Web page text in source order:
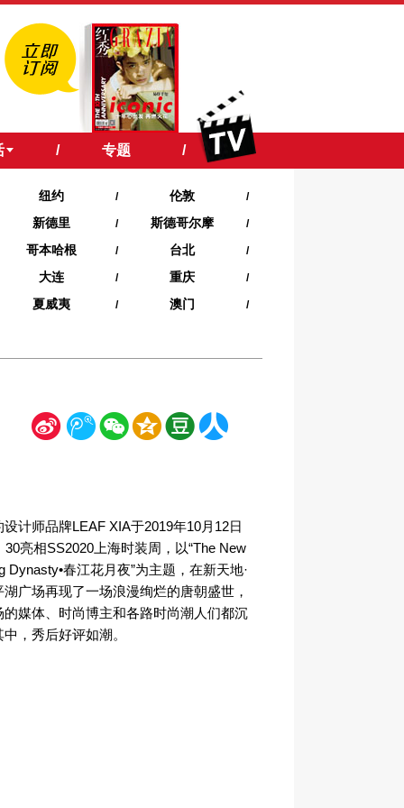
/ 专题 /
纽约 / 伦敦 /
新德里 / 斯德哥尔摩 /
哥本哈根 / 台北 /
大连 / 重庆 /
夏威夷‍ / 澳门 /
新 腾 微 空 豆
设计师品牌LEAF XIA于2019年10月12日
30亮相SS2020上海时装周，以“The New
Dynasty•春江花月夜”为主题，在新天地·
湖广场再现了一场浪漫绚烂的唐朝盛世，
的媒体、时尚博主和各路时尚潮人们都沉
中，秀后好评如潮。